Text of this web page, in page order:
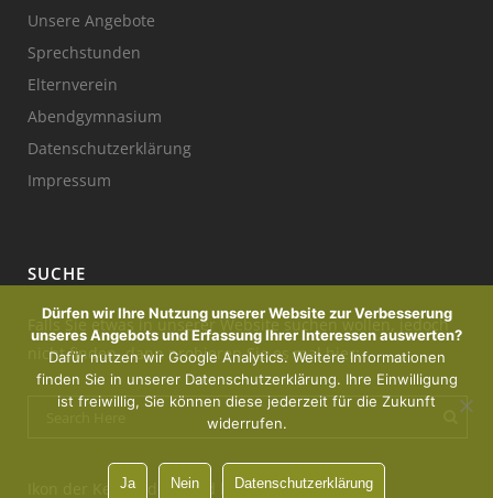
Unsere Angebote
Sprechstunden
Elternverein
Abendgymnasium
Datenschutzerklärung
Impressum
SUCHE
Falls Sie etwas in unserer Website suchen wollen, jedoch
nicht finden, dann probieren Sie es mal hier:
Ikon der Kerze : designed by Freepik
Dürfen wir Ihre Nutzung unserer Website zur Verbesserung
unseres Angebots und Erfassung Ihrer Interessen auswerten?
Dafür nutzen wir Google Analytics. Weitere Informationen
finden Sie in unserer Datenschutzerklärung. Ihre Einwilligung
ist freiwillig, Sie können diese jederzeit für die Zukunft
widerrufen.
Ja Nein Datenschutzerklärung